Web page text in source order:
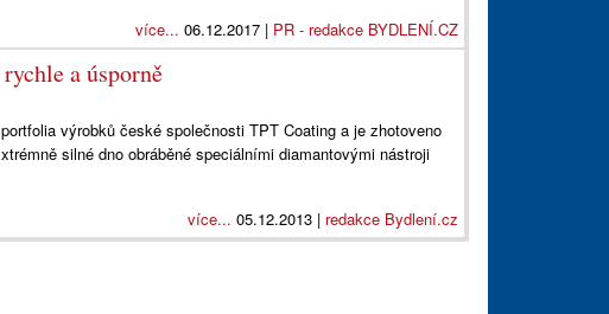
více... 06.12.2017 | PR - redakce BYDLENÍ.CZ
a úsporně
výrobků české společnosti TPT Coating a je zhotoveno
silné dno obráběné speciálními diamantovými nástroji
více... 05.12.2013 | redakce Bydlení.cz